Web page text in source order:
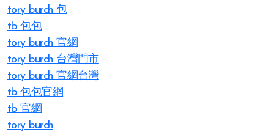
tory burch 包
tb 包包
tory burch 官網
tory burch 台灣門市
tory burch 官網台灣
tb 包包官網
tb 官網
tory burch